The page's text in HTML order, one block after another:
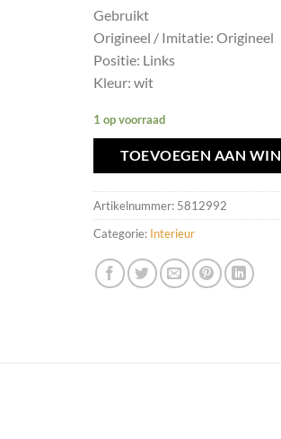
Gebruikt
Origineel / Imitatie: Origineel
Positie: Links
Kleur: wit
1 op voorraad
TOEVOEGEN AAN
Artikelnummer: 5812992
Categorie: Interieur